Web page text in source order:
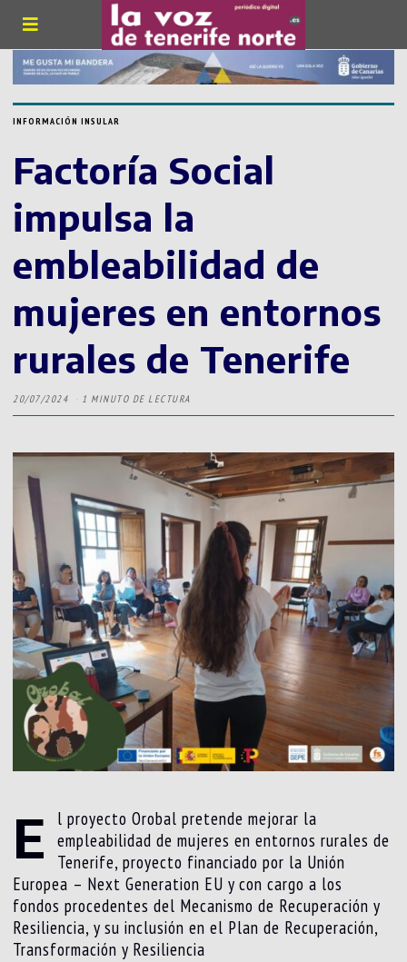
INFORMACIÓN INSULAR
Factoría Social
impulsa la
embleabilidad de
mujeres en entornos
rurales de Tenerife
20/07/2024 1 MINUTO DE LECTURA
E
l proyecto Orobal pretende mejorar la
empleabilidad de mujeres en entornos rurales de
Tenerife, proyecto financiado por la Unión
Europea – Next Generation EU y con cargo a los
fondos procedentes del Mecanismo de Recuperación y
Resiliencia, y su inclusión en el Plan de Recuperación,
Transformación y Resiliencia